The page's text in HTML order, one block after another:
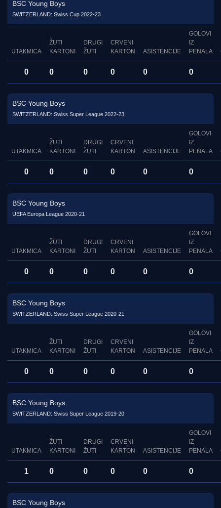
BSC Young Boys
SWITZERLAND: Swiss Cup 2022-23
UTAKMICA
ŽUTI
KARTONI
DRUGI
ŽUTI
CRVENI
KARTON
ASISTENCIJE
GOLOVI
IZ
PENALA
0 0 0 0 0 0
BSC Young Boys
SWITZERLAND: Swiss Super League 2022-23
UTAKMICA
ŽUTI
KARTONI
DRUGI
ŽUTI
CRVENI
KARTON
ASISTENCIJE
GOLOVI
IZ
PENALA
0 0 0 0 0 0
BSC Young Boys
UEFA Europa League 2020-21
UTAKMICA
ŽUTI
KARTONI
DRUGI
ŽUTI
CRVENI
KARTON
ASISTENCIJE
GOLOVI
IZ
PENALA
0 0 0 0 0 0
BSC Young Boys
SWITZERLAND: Swiss Super League 2020-21
UTAKMICA
ŽUTI
KARTONI
DRUGI
ŽUTI
CRVENI
KARTON
ASISTENCIJE
GOLOVI
IZ
PENALA
0 0 0 0 0 0
BSC Young Boys
SWITZERLAND: Swiss Super League 2019-20
UTAKMICA
ŽUTI
KARTONI
DRUGI
ŽUTI
CRVENI
KARTON
ASISTENCIJE
GOLOVI
IZ
PENALA
1 0 0 0 0 0
BSC Young Boys